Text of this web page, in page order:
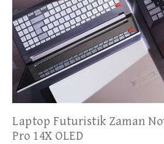
Laptop Futuristik Zaman
Pro 14X OLED